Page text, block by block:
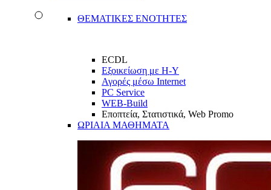
ΘΕΜΑΤΙΚΕΣ ΕΝΟΤΗΤΕΣ
ECDL
Εξοικείωση με Η-Υ
Αγορές μέσω Internet
PC Service
WEB-Build
Εποπτεία, Στατιστικά, Web Promo
ΩΡΙΑΙΑ ΜΑΘΗΜΑΤΑ